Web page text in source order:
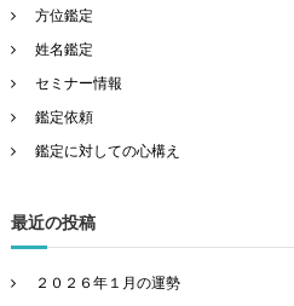
シ
ョ
ン
方位鑑定
姓名鑑定
セミナー情報
鑑定依頼
鑑定に対しての心構え
最近の投稿
２０２６年１月の運勢